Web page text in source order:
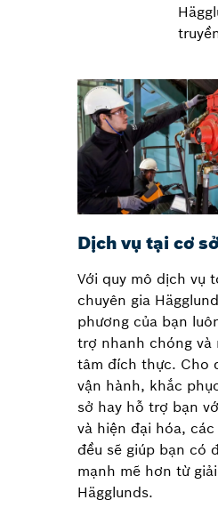
Dịch vụ tại cơ sở
Với quy mô dịch vụ
chuyên gia
phương của bạn
trợ nhanh chóng và
tâm đích thực. Cho
vận hành, khắc
sở hay hỗ trợ bạn
và hiện đại hóa, các
đều sẽ giúp bạn có
mạnh mẽ hơn từ
Hägglunds.